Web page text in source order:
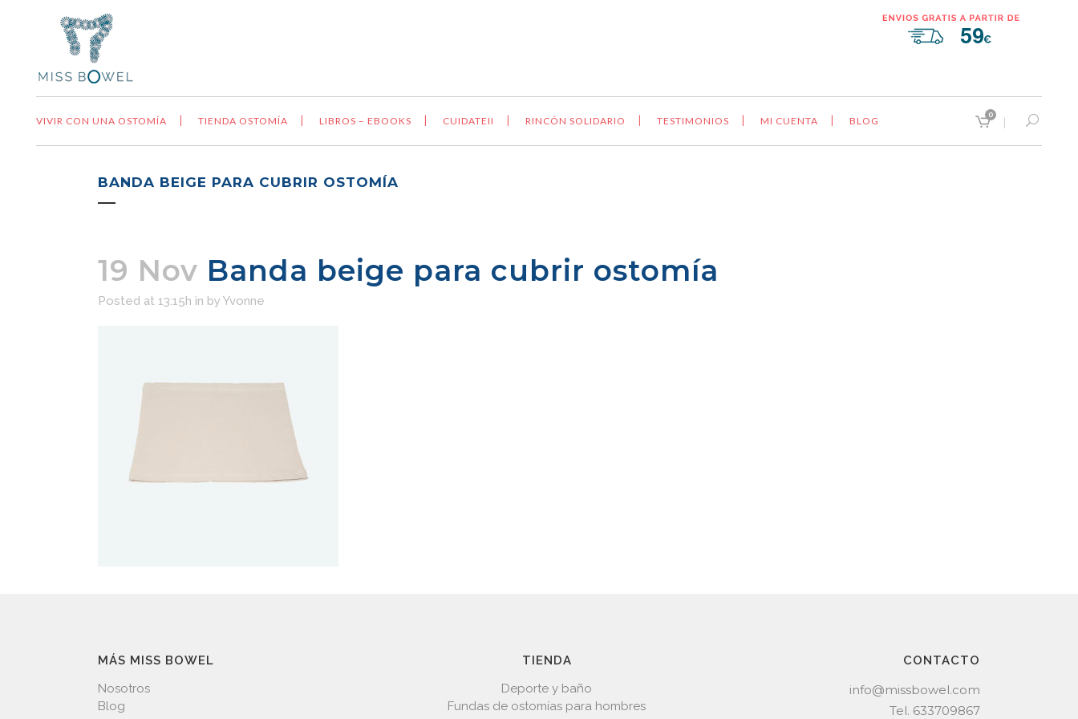
VIVIR CON UNA OSTOMÍA TIENDA OSTOMÍA LIBROS – EBOOKS CUIDATEII RINCÓN SOLIDARIO TESTIMONIOS MI CUENTA BLOG
0
BANDA BEIGE PARA CUBRIR OSTOMÍA
19 Nov Banda beige para cubrir ostomía
Posted at 13:15h in by Yvonne
MÁS MISS BOWEL
Nosotros
Blog
TIENDA
Deporte y baño
Fundas de ostomías para hombres
CONTACTO
info@missbowel.com
Tel. 633709867